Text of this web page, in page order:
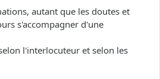
autant que les doutes et
s'accompagner d'une
l'interlocuteur et selon les